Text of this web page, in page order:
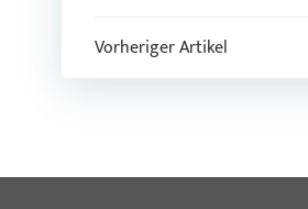
Post
Vorheriger Artikel